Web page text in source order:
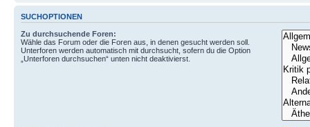
SUCHOPTIONEN
Zu durchsuchende Foren:
Wähle das Forum oder die Foren aus, in denen gesucht werden soll.
Unterforen werden automatisch mit durchsucht, sofern du die Option
„Unterforen durchsuchen“ unten nicht deaktivierst.